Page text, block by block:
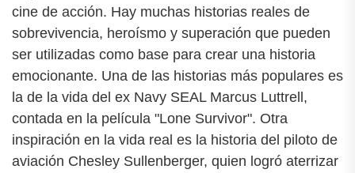
cine de acción. Hay muchas historias reales de
sobrevivencia, heroísmo y superación que pueden
ser utilizadas como base para crear una historia
emocionante. Una de las historias más populares es
la de la vida del ex Navy SEAL Marcus Luttrell,
contada en la película "Lone Survivor". Otra
inspiración en la vida real es la historia del piloto de
aviación Chesley Sullenberger, quien logró aterrizar